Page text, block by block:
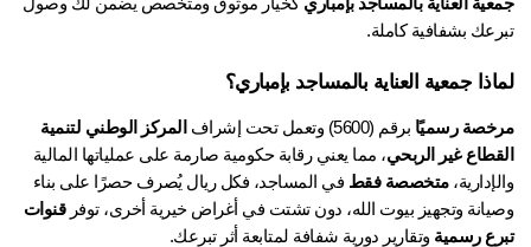
بشفافية كاملة.
جمعية العناية بالمساجد بإمباري؟
رسميًا برقم (5600) وتعمل تحت إشراف
المركز الوطني لتنمية
غير الربحي
، مما يعني رقابة حكومية صارمة على عملياتها المالية
متخصصة فقط
في المساجد، فكل ريال يُصرف حصرًا على بناء
وتجهيز بيوت الله، دون تشتت في أغراض خيرية أخرى، توفر
قنوات
رسمية وتقارير دورية شفافة لمتابعة أثر تبرعك.